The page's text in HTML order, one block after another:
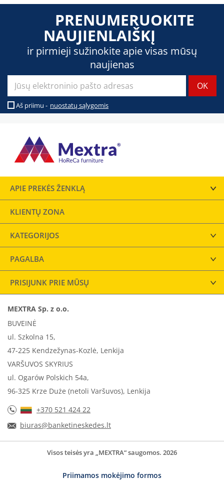
PRENUMERUOKITE
NAUJIENLAIŠKĮ
ir pirmieji sužinokite apie visas mūsų
naujienas
Aš priimu - nuostatų sąlygomis
APIE PREKĖS ŽENKLĄ
KLIENTŲ ZONA
KATEGORIJOS
PAGALBA
PRISIJUNK PRIE MŪSŲ
MEXTRA Sp. z o.o.
BUVEINĖ
ul. Szkolna 15,
47-225 Kendzežynas-Kozlė, Lenkija
VARŠUVOS SKYRIUS
ul. Ogarów Polskich 54a,
96-325 Krze Duże (netoli Varšuvos), Lenkija
+370 521 424 22
biuras@banketineskedes.lt
Visos teisės yra „MEXTRA“ saugomos. 2026
Priimamos mokėjimo formos